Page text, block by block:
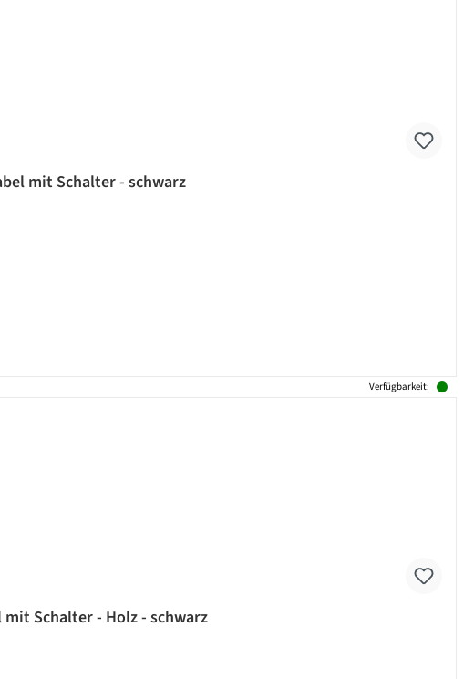
mit Schalter - schwarz
Verfügbarkeit:
mit Schalter - Holz - schwarz